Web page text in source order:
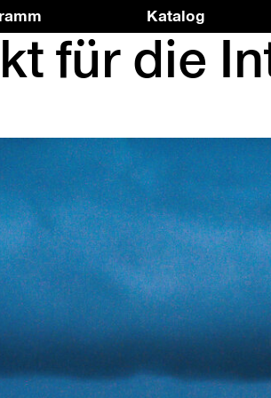
Katalog
für die